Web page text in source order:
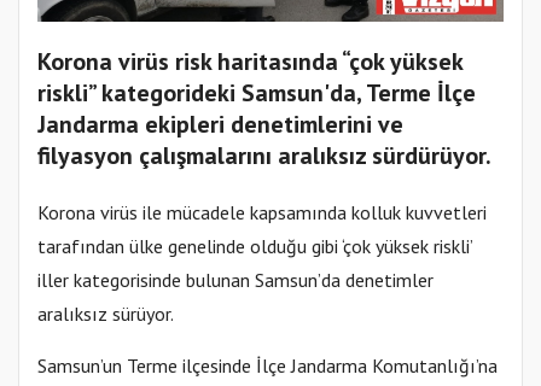
Korona virüs risk haritasında “çok yüksek
riskli” kategorideki Samsun'da, Terme İlçe
Jandarma ekipleri denetimlerini ve
filyasyon çalışmalarını aralıksız sürdürüyor.
Korona virüs ile mücadele kapsamında kolluk kuvvetleri
tarafından ülke genelinde olduğu gibi ‘çok yüksek riskli’
iller kategorisinde bulunan Samsun’da denetimler
aralıksız sürüyor.
Samsun’un Terme ilçesinde İlçe Jandarma Komutanlığı’na